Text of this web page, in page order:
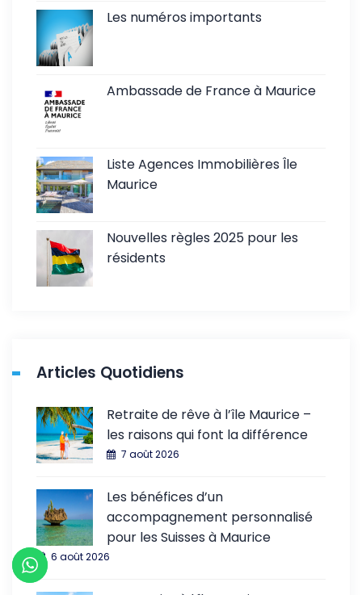
Les numéros importants
Ambassade de France à Maurice
Liste Agences Immobilières Île
Maurice
Nouvelles règles 2025 pour les
résidents
Articles Quotidiens
Retraite de rêve à l’île Maurice –
les raisons qui font la différence
7 août 2026
Les bénéfices d’un
accompagnement personnalisé
pour les Suisses à Maurice
6 août 2026